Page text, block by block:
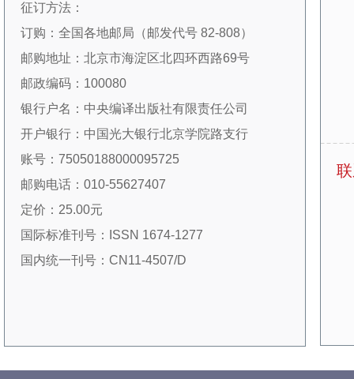
时代中国特色社会主义思想，跟踪国外马克思主
义、社会主义和资本主义研究的新动态、新观
点，反映当代世界经济、政治、文化和社会领域
的新情况、新问题和新趋势，介绍国外对我国改
革开放和社会主义现代化建设研究的新成果，为
理论界和决策界积累了大量珍贵的文献资料。
展望未来，本刊将坚持正确的办刊方向，紧
密结合中国经济社会发展中的重大理论和现实问
题，密切跟踪国外哲学社会科学前沿，致力于成
为引介国外哲学社会科学理论的窗口、促进国内
外学术对话和交流的平台、推动国内理论发展和
征订方法：
订购：全国各地邮局（邮发代号 82-808）
邮购地址：北京市海淀区北四环西路69号
邮政编码：100080
银行户名：中央编译出版社有限责任公司
开户银行：中国光大银行北京学院路支行
账号：75050188000095725
邮购电话：010-55627407
定价：25.00元
国际标准刊号：ISSN 1674-1277
国内统一刊号：CN11-4507/D